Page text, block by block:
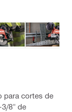
para cortes de
3/8" de